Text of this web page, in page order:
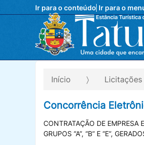
Ir para o conteúdo Ir para o
Início Licitações
Concorrência
CONTRATAÇÃO DE EMPRESA
GRUPOS “A”, “B” E “E”,